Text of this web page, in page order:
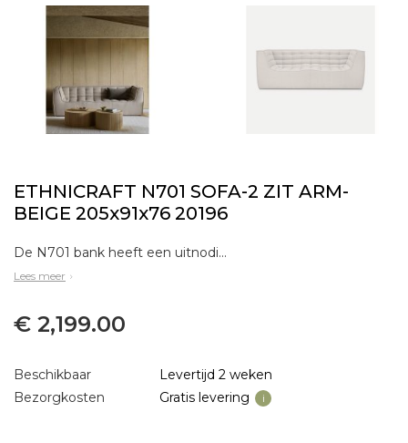
ETHNICRAFT N701 SOFA-2 ZIT ARM-
BEIGE 205x91x76 20196
De N701 bank heeft een uitnodigend ontwerp dat comfort en ontspanning belichaamt. Het heeft een laag profiel en kenmerkende naden waardoor het een iconisch item wordt in moderne interieurs. Het heeft een vaste opstelling en biedt hetzelfde genereuze comfo
Lees meer
€ 2,199.00
Beschikbaar
Levertijd 2 weken
Bezorgkosten
Gratis levering i